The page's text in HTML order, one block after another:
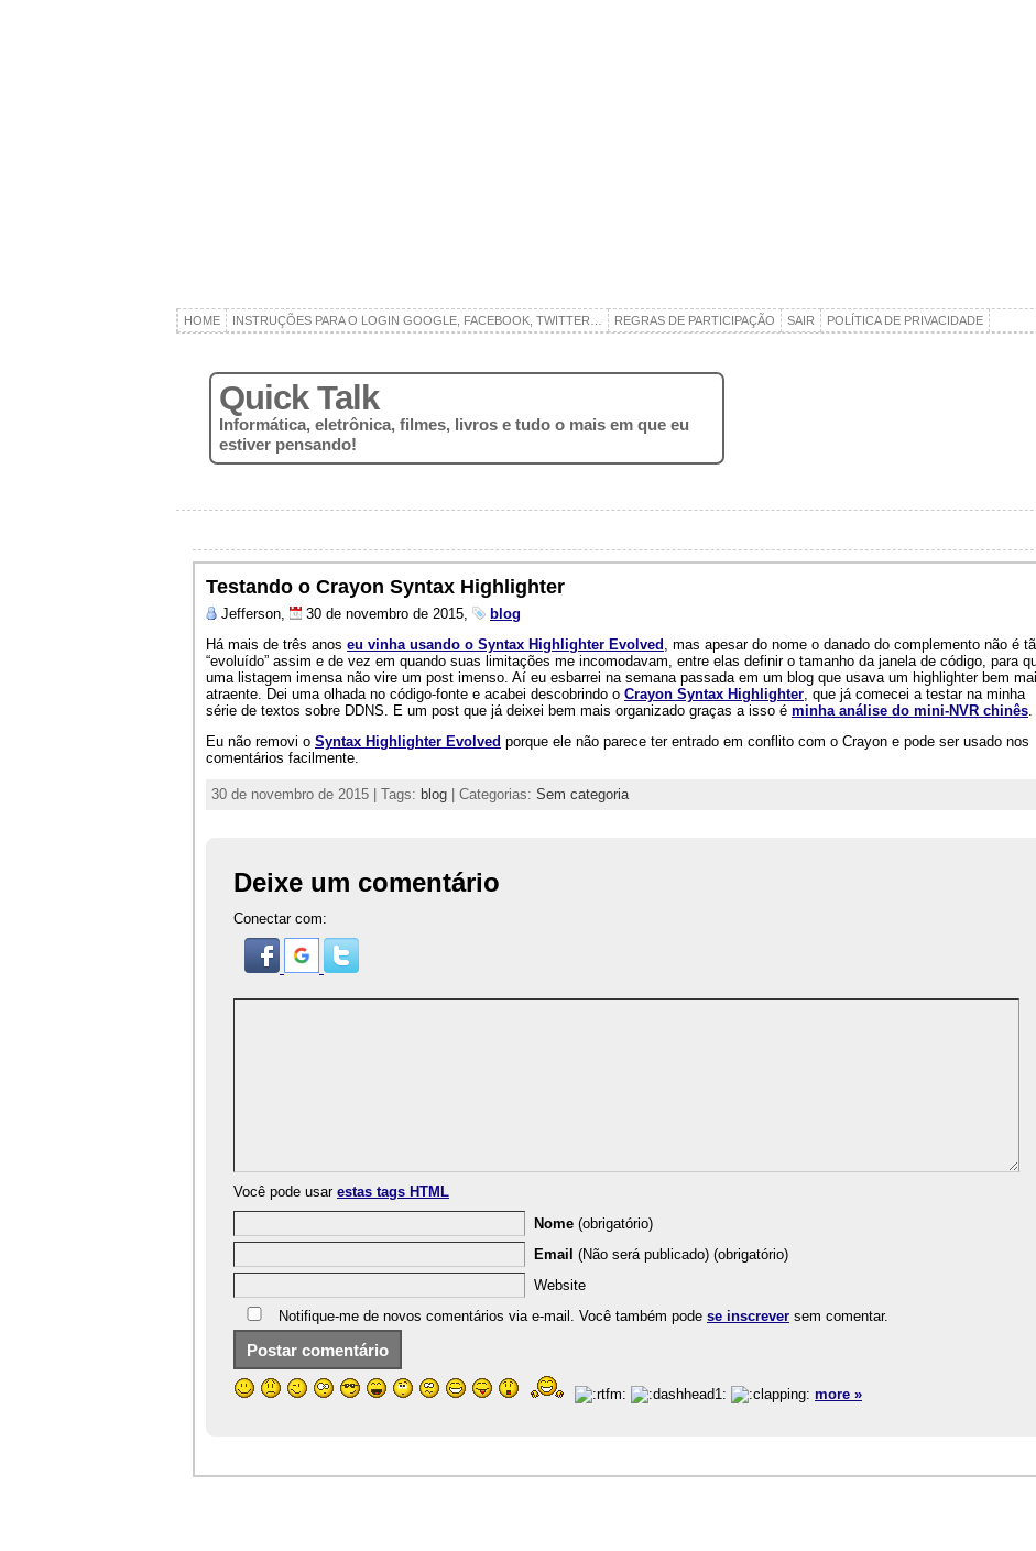
HOME INSTRUÇÕES PARA O LOGIN GOOGLE, FACEBOOK, TWITTER… REGRAS DE PARTICIPAÇÃO SAIR POLÍTICA DE PRIVACIDADE
Quick Talk
Informática, eletrônica, filmes, livros e tudo o mais em que eu
estiver pensando!
Testando o Crayon Syntax Highlighter
Jefferson, 30 de novembro de 2015,
blog
Há mais de três anos eu vinha usando o Syntax Highlighter Evolved
, mas apesar do nome o danado do complemento não é
“evoluído” assim e de vez em quando suas limitações me incomodavam, entre elas definir o tamanho da janela de código, para
uma listagem imensa não vire um post imenso. Aí eu esbarrei na semana passada em um blog que usava um highlighter bem
atraente. Dei uma olhada no código-fonte e acabei descobrindo o Crayon Syntax Highlighter , que já comecei a testar na minha
série de textos sobre DDNS. E um post que já deixei bem mais organizado graças a isso é minha análise do mini-NVR chinês
Eu não removi o Syntax Highlighter Evolved porque ele não parece ter entrado em conflito com o Crayon e pode ser usado nos
comentários facilmente.
30 de novembro de 2015 | Tags: blog | Categorias: Sem categoria
Deixe um comentário
Conectar com:
Você pode usar estas tags HTML
Nome (obrigatório)
Email (Não será publicado) (obrigatório)
Website
Notifique-me de novos comentários via e-mail. Você também pode se inscrever sem comentar.
more »